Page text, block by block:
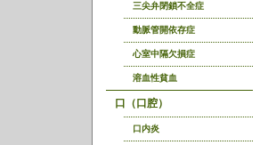
三尖弁閉鎖不全症
動脈管開依存症
心室中隔欠損症
溶血性貧血
口（口腔）
口内炎